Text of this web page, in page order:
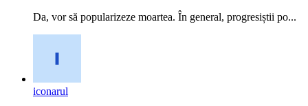
Da, vor să popularizeze moartea. În general, progresiștii po...
iconarul